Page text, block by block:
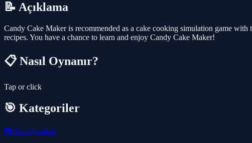
📝 Açıklama
Candy Cake Maker is recommended as a cake cooking simulation game
recipes. You have a chance to learn and enjoy Candy Cake Maker!
📋 Nasıl Oynanır?
Tap or click
🎯 Kategoriler
🎮 Kız Oyunları